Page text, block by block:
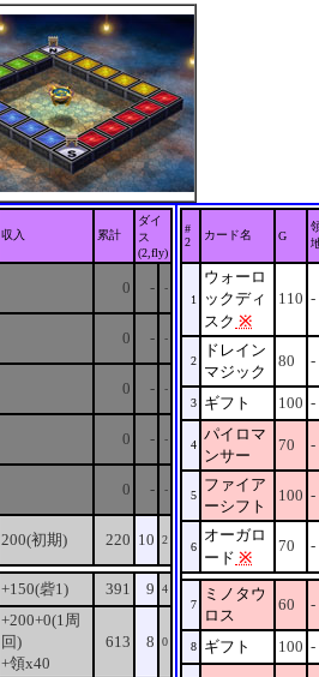
収入 累計
ダイ
ス
(2,fly)
0 - -
0 - -
0 - -
0 - -
0 - -
200(初期) 220 10 2
+150(砦1) 391 9 4
+200+0(1周
回)
+領x40
613 8 0
#
2
カード名 G
1
ウォーロ
ックディ
スク ※
110 -
2
ドレイン
マジック
80 -
3 ギフト 100 -
4
パイロマ
ンサー
70 -
5
ファイア
ーシフト
100 -
6
オーガロ
ード ※
70 -
7
ミノタウ
ロス
60 -
8 ギフト 100 -